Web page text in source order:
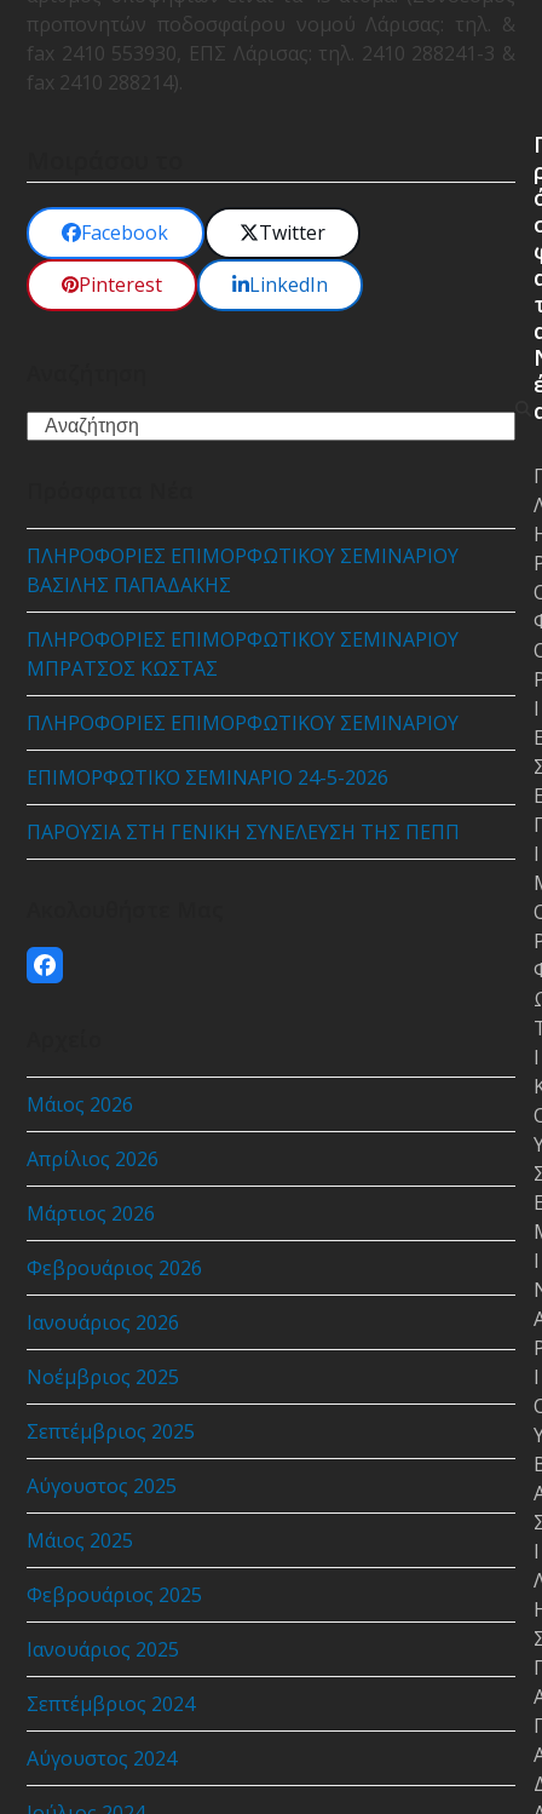
προπονητών ποδοσφαίρου νομού Λάρισας: τηλ. &
fax 2410 553930, ΕΠΣ Λάρισας: τηλ. 2410 288241-3 &
fax 2410 288214).
Facebook
Twitter
Pinterest
LinkedIn
Search
ΠΛΗΡΟΦΟΡΙΕΣ ΕΠΙΜΟΡΦΩΤΙΚΟΥ ΣΕΜΙΝΑΡΙΟΥ
ΒΑΣΙΛΗΣ ΠΑΠΑΔΑΚΗΣ
ΠΛΗΡΟΦΟΡΙΕΣ ΕΠΙΜΟΡΦΩΤΙΚΟΥ ΣΕΜΙΝΑΡΙΟΥ
ΜΠΡΑΤΣΟΣ ΚΩΣΤΑΣ
ΠΛΗΡΟΦΟΡΙΕΣ ΕΠΙΜΟΡΦΩΤΙΚΟΥ ΣΕΜΙΝΑΡΙΟΥ
ΕΠΙΜΟΡΦΩΤΙΚΟ ΣΕΜΙΝΑΡΙΟ 24-5-2026
ΠΑΡΟΥΣΙΑ ΣΤΗ ΓΕΝΙΚΗ ΣΥΝΕΛΕΥΣΗ ΤΗΣ ΠΕΠΠ
Facebook
Μάιος 2026
Απρίλιος 2026
Μάρτιος 2026
Φεβρουάριος 2026
Ιανουάριος 2026
Νοέμβριος 2025
Σεπτέμβριος 2025
Αύγουστος 2025
Μάιος 2025
Φεβρουάριος 2025
Ιανουάριος 2025
Σεπτέμβριος 2024
Αύγουστος 2024
Ι
Ι
Ι
Ι
Ι
Ι